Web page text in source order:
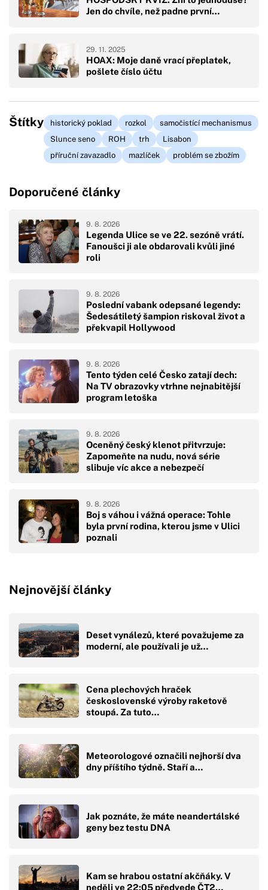
Jen do chvíle, než padne první…
HOAX: Moje daně vrací přeplatek,
pošlete číslo účtu
29. 11. 2025
Štítky historický poklad rozkol
samočistící mechanismus
Slunce seno
ROH trh
Lisabon
příruční zavazadlo
mazlíček problém se zbožím
Doporučené články
Legenda Ulice se ve 22. sezóně vrátí.
Fanoušci ji ale obdarovali kvůli jiné
roli
9. 8. 2026
Poslední vabank odepsané legendy:
Šedesátiletý šampion riskoval život a
překvapil Hollywood
9. 8. 2026
Tento týden celé Česko zatají dech:
Na TV obrazovky vtrhne nejnabitější
program letoška
9. 8. 2026
Oceněný český klenot přitvrzuje:
Zapomeňte na nudu, nová série
slibuje víc akce a nebezpečí
9. 8. 2026
Boj s váhou i vážná operace: Tohle
byla první rodina, kterou jsme v Ulici
poznali
9. 8. 2026
Nejnovější články
Deset vynálezů, které považujeme za
moderní, ale používali je už…
Cena plechových hraček
československé výroby raketově
stoupá. Za tuto…
Meteorologové označili nejhorší dva
dny příštího týdně. Staří a…
Jak poznáte, že máte neandertálské
geny bez testu DNA
Kam se hrabou ostatní akčňáky. V
neděli ve 22:05 předvede ČT2…